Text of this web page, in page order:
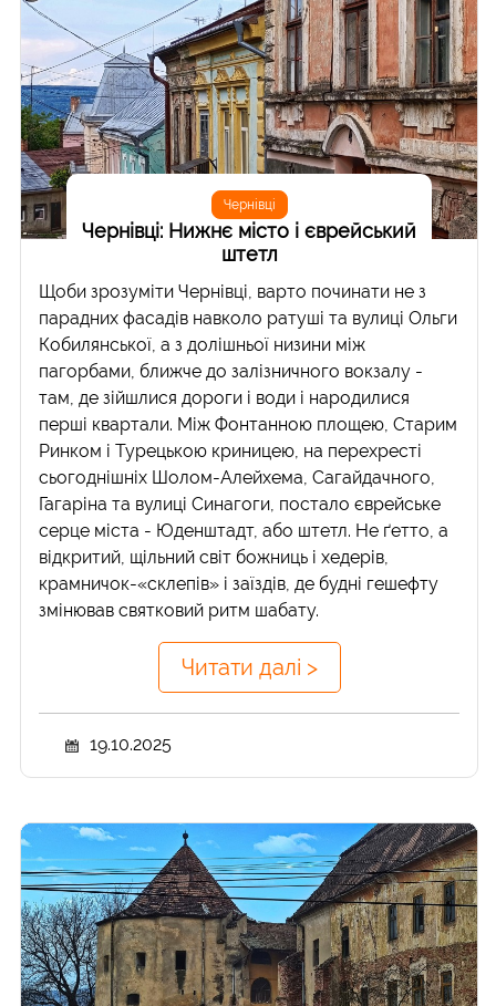
Чернівці
Чернівці: Нижнє місто і єврейський
штетл
Щоби зрозуміти Чернівці, варто починати не з
парадних фасадів навколо ратуші та вулиці Ольги
Кобилянської, а з долішньої низини між
пагорбами, ближче до залізничного вокзалу -
там, де зійшлися дороги і води і народилися
перші квартали. Між Фонтанною площею, Старим
Ринком і Турецькою криницею, на перехресті
сьогоднішніх Шолом-Алейхема, Сагайдачного,
Гагаріна та вулиці Синагоги, постало єврейське
серце міста - Юденштадт, або штетл. Не ґетто, а
відкритий, щільний світ божниць і хедерів,
крамничок-«склепів» і заїздів, де будні гешефту
змінював святковий ритм шабату.
Читати далі >
19.10.2025